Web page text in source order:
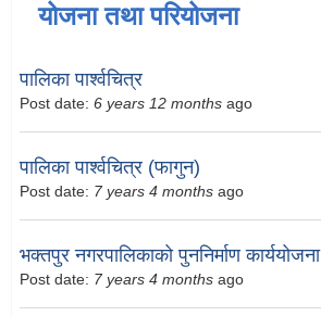
योजना तथा परियोजना
पालिका पार्श्वचित्र
Post date: 6 years 12 months ago
पालिका पार्श्वचित्र (फागुन)
Post date: 7 years 4 months ago
भक्तपुर नगरपालिकाको पुननिर्माण कार्ययोजना
Post date: 7 years 4 months ago